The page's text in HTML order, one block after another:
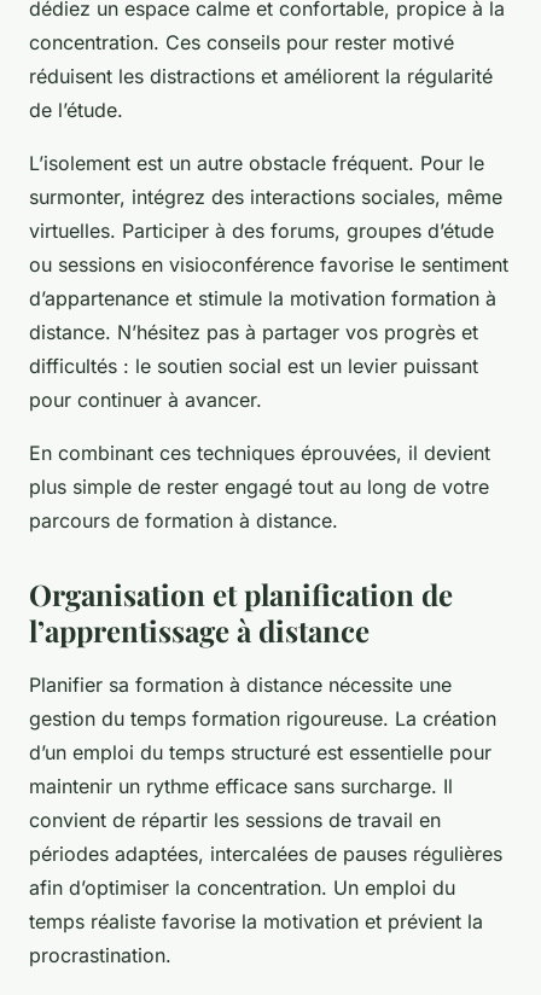
dédiez un espace calme et confortable, propice à la
concentration. Ces conseils pour rester motivé
réduisent les distractions et améliorent la régularité
de l’étude.
L’isolement est un autre obstacle fréquent. Pour le
surmonter, intégrez des interactions sociales, même
virtuelles. Participer à des forums, groupes d’étude
ou sessions en visioconférence favorise le sentiment
d’appartenance et stimule la motivation formation à
distance. N’hésitez pas à partager vos progrès et
difficultés : le soutien social est un levier puissant
pour continuer à avancer.
En combinant ces techniques éprouvées, il devient
plus simple de rester engagé tout au long de votre
parcours de formation à distance.
Organisation et planification de
l’apprentissage à distance
Planifier sa formation à distance nécessite une
gestion du temps formation rigoureuse. La création
d’un emploi du temps structuré est essentielle pour
maintenir un rythme efficace sans surcharge. Il
convient de répartir les sessions de travail en
périodes adaptées, intercalées de pauses régulières
afin d’optimiser la concentration. Un emploi du
temps réaliste favorise la motivation et prévient la
procrastination.